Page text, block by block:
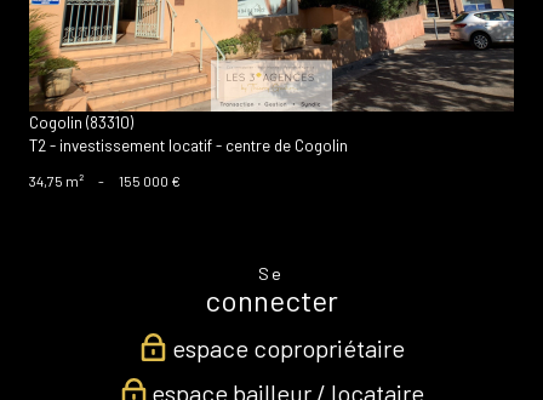
Cogolin (83310)
T2 - investissement locatif - centre de Cogolin
34,75 m² - 155 000 €
Se
connecter
espace copropriétaire
espace bailleur / locataire